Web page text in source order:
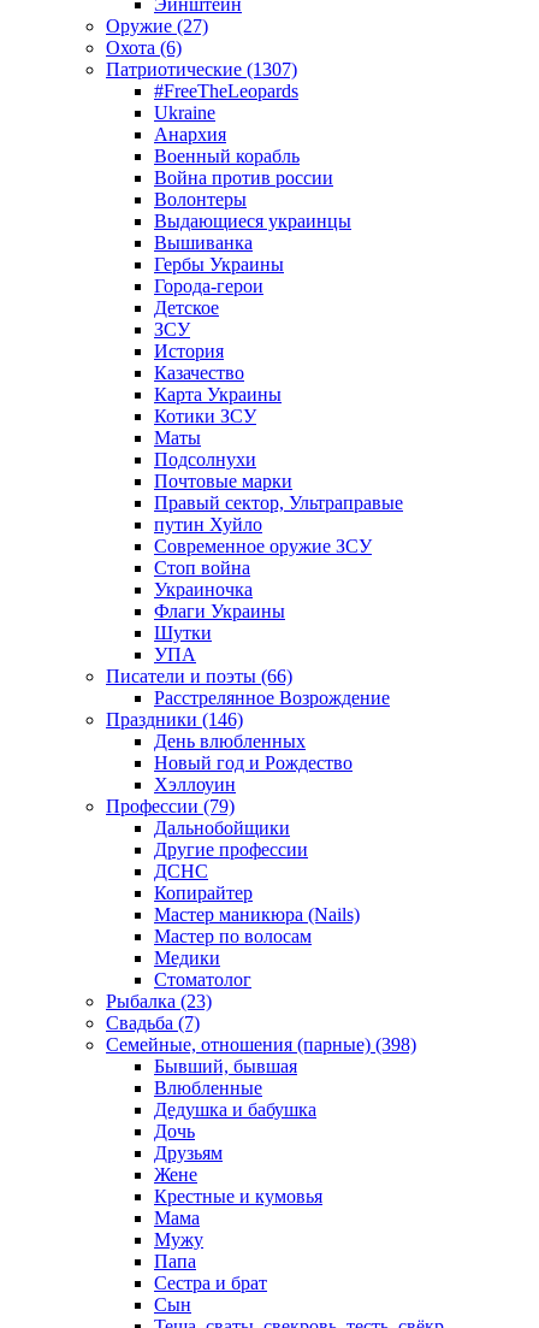
Эйнштейн
Оружие (27)
Охота (6)
Патриотические (1307)
#FreeTheLeopards
Ukraine
Анархия
Военный корабль
Война против россии
Волонтеры
Выдающиеся украинцы
Вышиванка
Гербы Украины
Города-герои
Детское
ЗСУ
История
Казачество
Карта Украины
Котики ЗСУ
Маты
Подсолнухи
Почтовые марки
Правый сектор, Ультраправые
путин Хуйло
Современное оружие ЗСУ
Стоп война
Украиночка
Флаги Украины
Шутки
УПА
Писатели и поэты (66)
Расстрелянное Возрождение
Праздники (146)
День влюбленных
Новый год и Рождество
Хэллоуин
Профессии (79)
Дальнобойщики
Другие профессии
ДСНС
Копирайтер
Мастер маникюра (Nails)
Мастер по волосам
Медики
Стоматолог
Рыбалка (23)
Свадьба (7)
Семейные, отношения (парные) (398)
Бывший, бывшая
Влюбленные
Дедушка и бабушка
Дочь
Друзьям
Жене
Крестные и кумовья
Мама
Мужу
Папа
Сестра и брат
Сын